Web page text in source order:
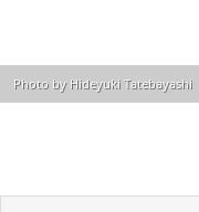
Photo by Hideyuki Tatebayashi